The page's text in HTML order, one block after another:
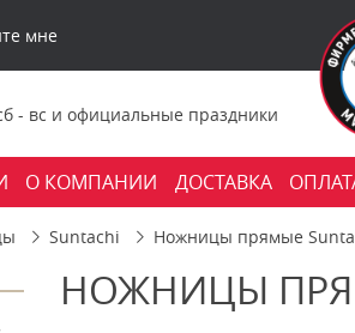
мне
- вс и официальные праздники
О КОМПАНИИ ДОСТАВКА
Suntachi Ножницы прямые
НОЖНИЦЫ